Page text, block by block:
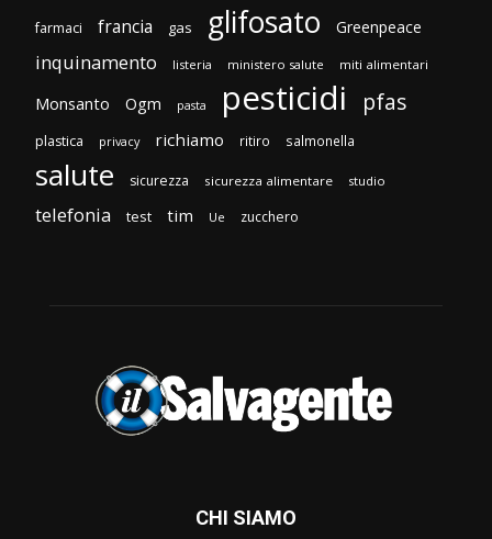
farmaci francia gas glifosato Greenpeace
inquinamento listeria ministero salute miti alimentari
Monsanto Ogm pasta pesticidi pfas
plastica privacy richiamo ritiro salmonella
salute sicurezza sicurezza alimentare studio
telefonia test tim Ue zucchero
CHI SIAMO